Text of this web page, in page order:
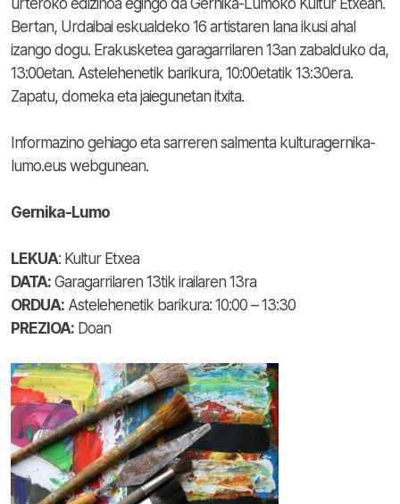
Bertan, Urdaibai eskualdeko 16 artistaren lana ikusi ahal
izango dogu. Erakusketea garagarrilaren 13an zabalduko da,
13:00etan. Astelehenetik barikura, 10:00etatik 13:30era.
Zapatu, domeka eta jaiegunetan itxita.
Informazino gehiago eta sarreren salmenta kulturagernika-
lumo.eus webgunean.
Gernika-Lumo
LEKUA: Kultur Etxea
DATA: Garagarrilaren 13tik irailaren 13ra
ORDUA: Astelehenetik barikura: 10:00 – 13:30
PREZIOA: Doan